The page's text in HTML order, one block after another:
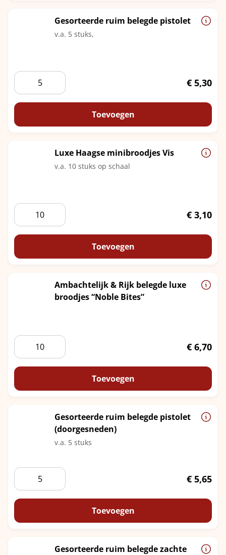
Gesorteerde ruim belegde pistolet
v.a. 5 stuks,
Gesorteerde
ruim
belegde
aantal
€ 5,30
Toevoegen
Luxe Haagse minibroodjes Vis
v.a. 10 stuks op schaal
Luxe
Haagse
minibroodjes
aantal
€ 3,10
Toevoegen
Ambachtelijk & Rijk belegde luxe
broodjes “Noble Bites”
Ambachtelijk
&
Rijk
luxe
€ 6,70
Toevoegen
Gesorteerde ruim belegde pistolet
(doorgesneden)
v.a. 5 stuks
Gesorteerde
ruim
belegde
(doorgesneden)
€ 5,65
Toevoegen
Gesorteerde ruim belegde zachte